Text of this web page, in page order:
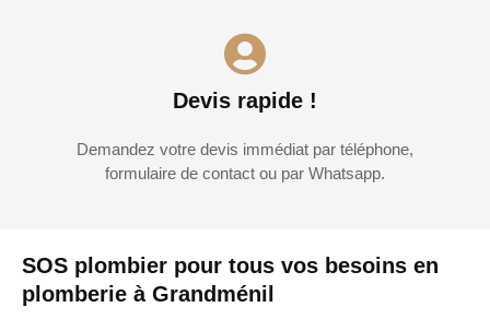
SOS plombier pour tous vos besoins en
plomberie à Grandménil
Devis rapide !
Demandez votre devis immédiat par téléphone,
formulaire de contact ou par Whatsapp.